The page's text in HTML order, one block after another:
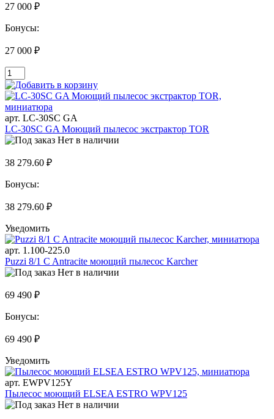
27 000 ₽
Бонусы:
27 000 ₽
арт. LC-30SC GA
LC-30SC GA Моющий пылесос экстрактор TOR
Нет в наличии
38 279.60 ₽
Бонусы:
38 279.60 ₽
Уведомить
арт. 1.100-225.0
Puzzi 8/1 C Antracite моющий пылесос Karcher
Нет в наличии
69 490 ₽
Бонусы:
69 490 ₽
Уведомить
арт. EWPV125Y
Пылесос моющий ELSEA ESTRO WPV125
Нет в наличии